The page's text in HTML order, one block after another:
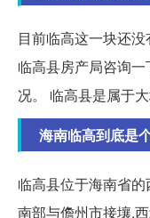
目前临高这一块还
临高县房产局咨询
况。 临高县是属于
海南临高到底是
临高县位于海南省
南部与儋州市接壤,